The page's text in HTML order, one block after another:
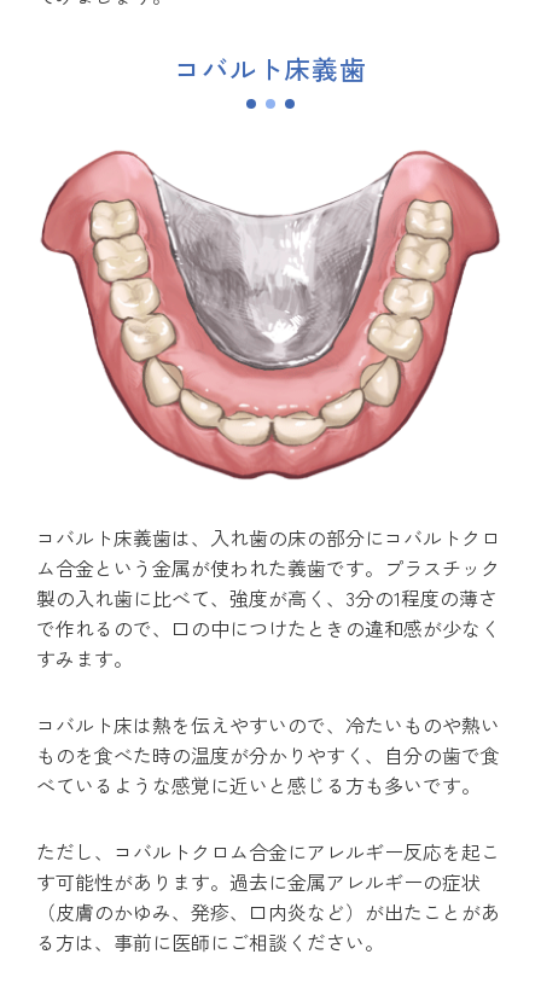
コバルト床義歯
コバルト床義歯は、入れ歯の床の部分にコバルトクロ
ム合金という金属が使われた義歯です。プラスチック
製の入れ歯に比べて、強度が高く、3分の1程度の薄さ
で作れるので、口の中につけたときの違和感が少なく
すみます。
コバルト床は熱を伝えやすいので、冷たいものや熱い
ものを食べた時の温度が分かりやすく、自分の歯で食
べているような感覚に近いと感じる方も多いです。
ただし、コバルトクロム合金にアレルギー反応を起こ
す可能性があります。過去に金属アレルギーの症状
（皮膚のかゆみ、発疹、口内炎など）が出たことがあ
る方は、事前に医師にご相談ください。